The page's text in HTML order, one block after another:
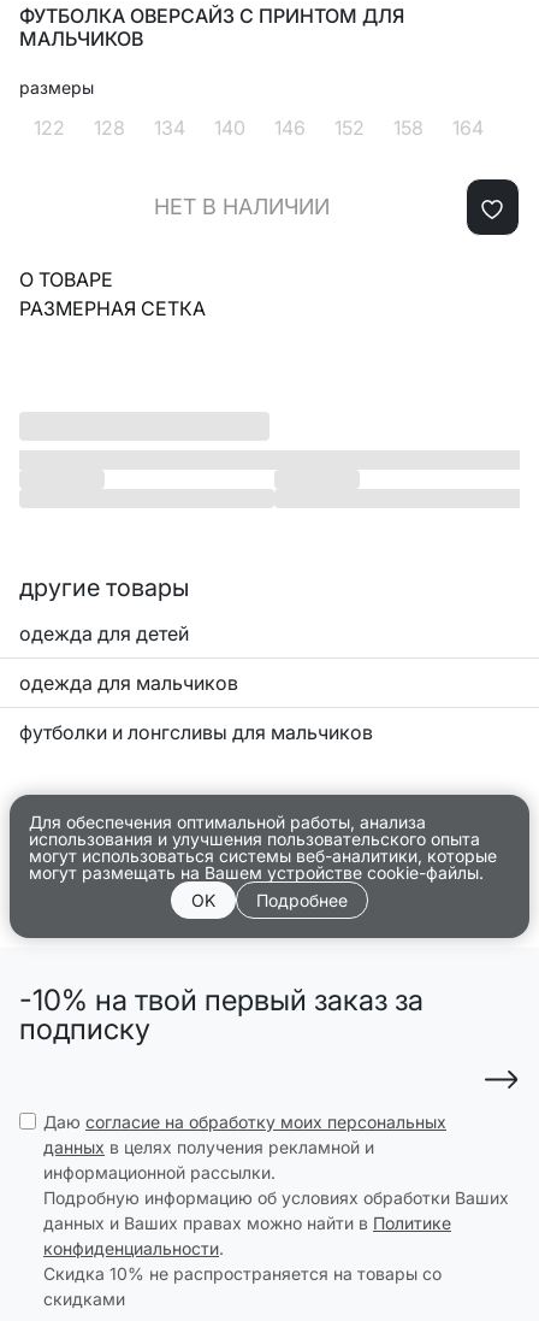
ФУТБОЛКА ОВЕРСАЙЗ С ПРИНТОМ ДЛЯ
МАЛЬЧИКОВ
размеры
122 128 134 140 146 152 158 164
НЕТ В НАЛИЧИИ
О ТОВАРЕ
РАЗМЕРНАЯ СЕТКА
другие товары
одежда для детей
одежда для мальчиков
футболки и лонгсливы для мальчиков
Для обеспечения оптимальной работы, анализа
использования и улучшения пользовательского опыта
могут использоваться системы веб-аналитики, которые
могут размещать на Вашем устройстве cookie-файлы.
OK
Подробнее
-10% на твой первый заказ за
подписку
Даю согласие на обработку моих персональных
данных в целях получения рекламной и
информационной рассылки.
Подробную информацию об условиях обработки Ваших
данных и Ваших правах можно найти в Политике
конфиденциальности.
Скидка 10% не распространяется на товары со
скидками